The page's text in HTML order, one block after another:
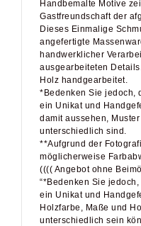
Handbemalte Motive
Gastfreundschaft der
Dieses Einmalige
angefertigte
handwerklicher
ausgearbeiteten
Holz handgearbeitet.
*Bedenken Sie jedoch,
ein Unikat und
damit aussehen,
unterschiedlich sind.
**Aufgrund der
möglicherweise
(((( Angebot ohne
“*Bedenken Sie
ein Unikat und
Holzfarbe, Maße und
unterschiedlich sein